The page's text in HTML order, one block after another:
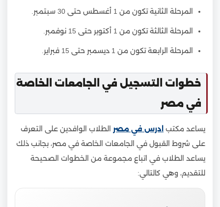
المرحلة الثانية تكون من 1 أغسطس حتى 30 سبتمبر.
المرحلة الثالثة تكون من 1 أكتوبر حتى 15 نوفمبر.
المرحلة الرابعة تكون من 1 ديسمبر حتى 15 فبراير.
خطوات التسجيل في الجامعات الخاصة
في مصر
يساعد مكتب ادرس في مصر الطلاب الوافدين على التعرف
على شروط القبول في الجامعات الخاصة في مصر، بجانب ذلك
يساعد الطلاب في اتباع مجموعة من الخطوات الصحيحة
للتقديم، وهي كالتالي: